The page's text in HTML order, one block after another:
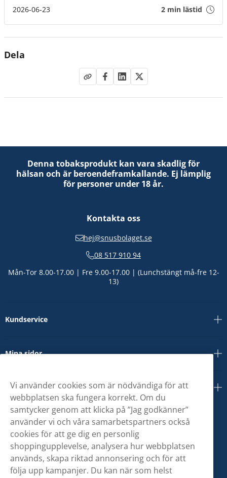
populära uppladdningarna inför mästerskapet.
2026-06-23 2 min lästid
Dela
Denna tobaksprodukt kan vara skadlig för
hälsan och är beroendeframkallande. Ej lämplig
för personer under 18 år.
Kontakta oss
hej@snusbolaget.se
08 517 910 94
Mån-Tor 8.00-17.00 | Fre 9.00-17.00 | (Lunchstängt må-fre 12-
13)
Kundservice
Mina sidor
Om oss
Vi använder cookies som är nödvändiga för att
webbplatsen ska fungera korrekt. Om du
samtycker genom att klicka på ”Jag godkänner”
använder vi och våra samarbetspartners också
cookies för att ge dig en personlig
shoppingupplevelse, analysera hur webbplatsen
används, skapa riktad annonsering och för att
följa upp kampanjer. Du kan när som helst